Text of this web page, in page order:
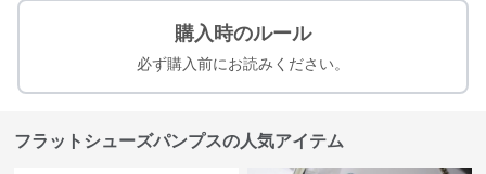
購入時のルール
必ず購入前にお読みください。
フラットシューズパンプスの人気アイテム